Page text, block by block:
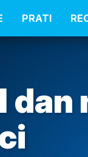
PRATI
dan